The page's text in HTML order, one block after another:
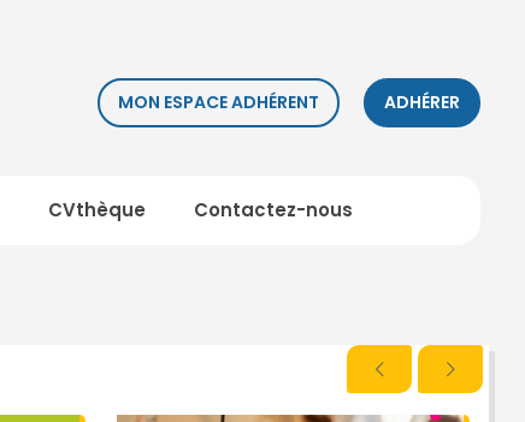
MON ESPACE ADHÉRENT ADHÉRER
CVthèque Contactez-nous